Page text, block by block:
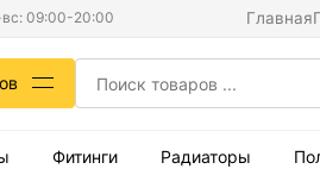
09:00-20:00 Главная
Фитинги Радиаторы